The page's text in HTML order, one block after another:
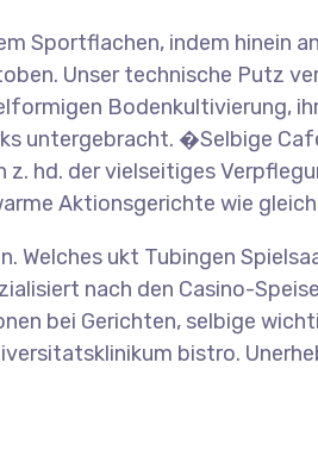
Sportflachen, indem hinein
Unser technische Putz
Bodenkultivierung,
untergebracht. �Selbige
hd. der vielseitiges
Aktionsgerichte wie
ukt Tubingen
nach den Casino-
bei Gerichten, selbige
bistro.